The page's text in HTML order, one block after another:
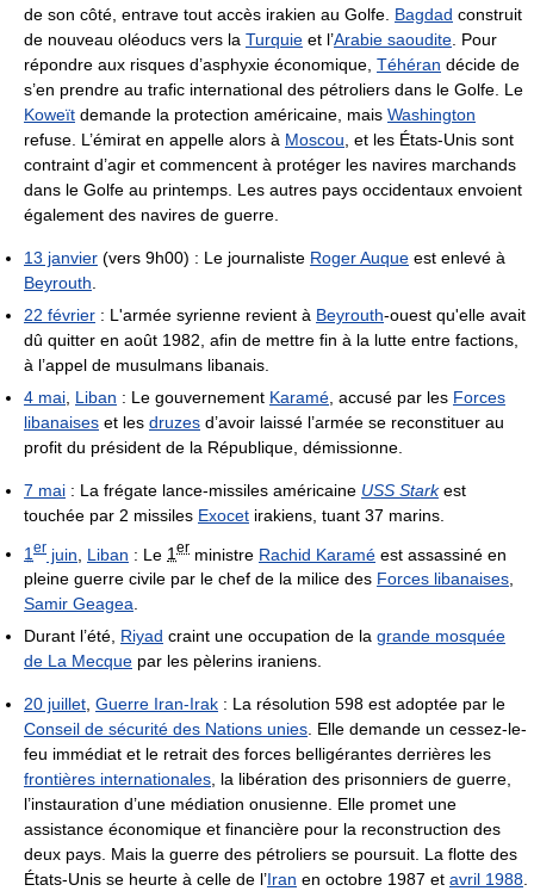
de son côté, entrave tout accès irakien au Golfe. Bagdad construit
de nouveau oléoducs vers la Turquie et l’Arabie saoudite . Pour
répondre aux risques d’asphyxie économique, Téhéran décide de
s’en prendre au trafic international des pétroliers dans le Golfe. Le
Koweït demande la protection américaine, mais Washington
refuse. L’émirat en appelle alors à Moscou , et les États-Unis sont
contraint d’agir et commencent à protéger les navires marchands
dans le Golfe au printemps. Les autres pays occidentaux envoient
également des navires de guerre.
13 janvier (vers 9h00) : Le journaliste Roger Auque est enlevé à
Beyrouth
22 février : L'armée syrienne revient à Beyrouth-ouest qu'elle avait
dû quitter en août 1982, afin de mettre fin à la lutte entre factions,
à l’appel de musulmans libanais.
4 mai Liban : Le gouvernement Karamé , accusé par les Forces
libanaises et les druzes d’avoir laissé l’armée se reconstituer au
profit du président de la République, démissionne.
7 mai : La frégate lance-missiles américaine USS Starkest
touchée par 2 missiles Exocet irakiens, tuant 37 marins.
1er juin Liban : Le 1er ministre Rachid Karamé est assassiné en
pleine guerre civile par le chef de la milice des Forces libanaises,
Samir Geagea.
Durant l’été, Riyad craint une occupation de la grande mosquée
de La Mecque par les pèlerins iraniens.
20 juillet, Guerre Iran-Irak : La résolution 598 est adoptée par le
Conseil de sécurité des Nations unies. Elle demande un cessez-le-
feu immédiat et le retrait des forces belligérantes derrières les
frontières internationales, la libération des prisonniers de guerre,
l’instauration d’une médiation onusienne. Elle promet une
assistance économique et financière pour la reconstruction des
deux pays. Mais la guerre des pétroliers se poursuit. La flotte des
États-Unis se heurte à celle de l’Iran en octobre 1987 et avril 1988.